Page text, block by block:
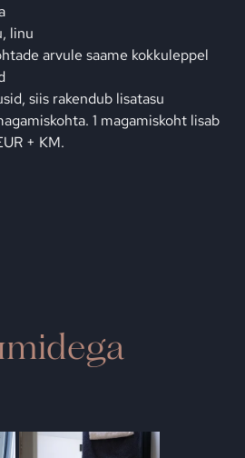
linu
arvule saame kokkuleppel
siis rakendub lisatasu
1 magamiskoht lisab
+ KM.